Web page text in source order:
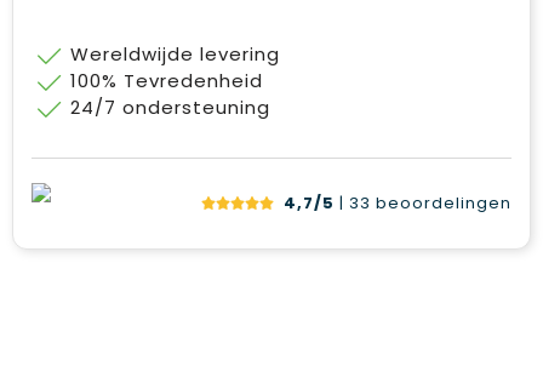
Wereldwijde levering
100% Tevredenheid
24/7 ondersteuning
4,7/5 | 33 beoordelingen